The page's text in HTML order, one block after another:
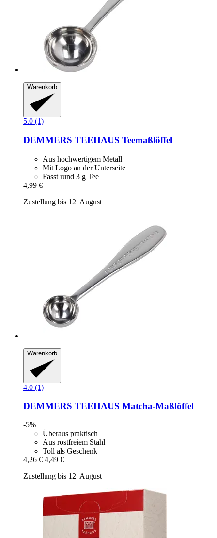
Warenkorb
5.0 (1)
DEMMERS TEEHAUS Teemaßlöffel
Aus hochwertigem Metall
Mit Logo an der Unterseite
Fasst rund 3 g Tee
4,99 €
Zustellung bis 12. August
Warenkorb
4.0 (1)
DEMMERS TEEHAUS Matcha-​Maßlöffel
-5%
Überaus praktisch
Aus rostfreiem Stahl
Toll als Geschenk
4,26 € 4,49 €
Zustellung bis 12. August